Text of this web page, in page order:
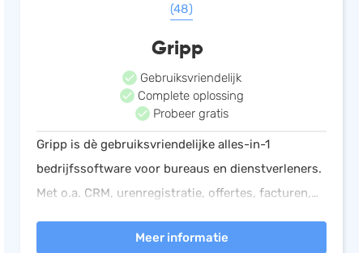
(48)
Gripp
Gebruiksvriendelijk
Complete oplossing
Probeer gratis
Gripp is dè gebruiksvriendelijke alles-in-1
bedrijfssoftware voor bureaus en dienstverleners.
Met o.a. CRM, urenregistratie, offertes, facturen,
projecten heb je alles in 1 omgeving.
Meer informatie